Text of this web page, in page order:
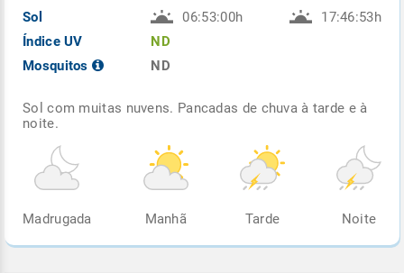
Sol
Índice UV
Mosquitos
06:53:00h
ND
ND
17:46:53h
Sol com muitas nuvens. Pancadas de chuva à tarde e à
noite.
Madrugada Manhã Tarde Noite